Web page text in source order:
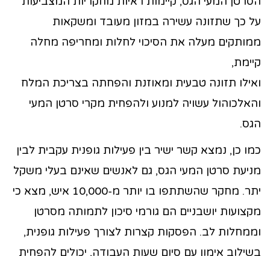
על כך שתזונה עשירה במזון מעובד ומשקאות
ממותקים מעלה את הסיכוי לחלות ומחריפה מחלה
קיימת,
ואילו תזונה טבעית ומאוזנת והפחתה בצריכת המלח
והאלכוהול עשויה למנוע ולהפחית מקרי סרטן המעי
הגס.
כמו כן, נמצא קשר ישיר בין פעילות גופנית עקבית לבין
מניעת סרטן המעי הגס, גם לאנשים שאינם בעלי משקל
יתר. מחקר שהשתתפו בו יותר מ-10,000 איש, מצא כי
מקצועות יושבניים הם גורמי סיכון לתמותה מסרטן
וממחלות לב. הפסקות קצרות לצורך פעילות גופנית,
בשילוב אימון עם סיום שעות העבודה, יכולים להפחית